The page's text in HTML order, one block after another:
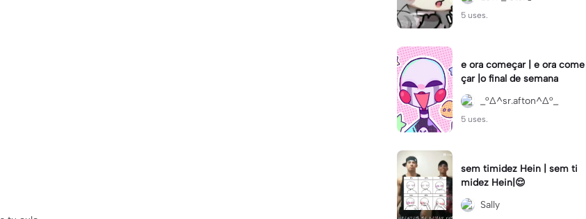
5 uses.
e ora começar | e ora come
çar |o final de semana
_°∆^sr.afton^∆°_
5 uses.
sem timidez Hein | sem ti
midez Hein|😌
Sally